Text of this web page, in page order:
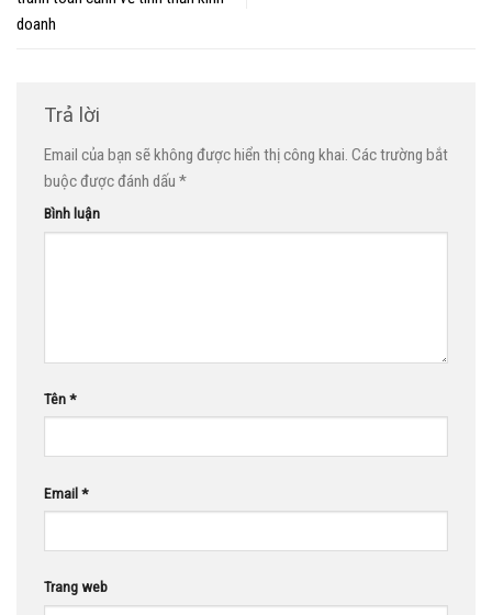
doanh
Trả lời
Email của bạn sẽ không được hiển thị công khai. Các trường bắt
buộc được đánh dấu *
Bình luận
Tên*
Email*
Trang web